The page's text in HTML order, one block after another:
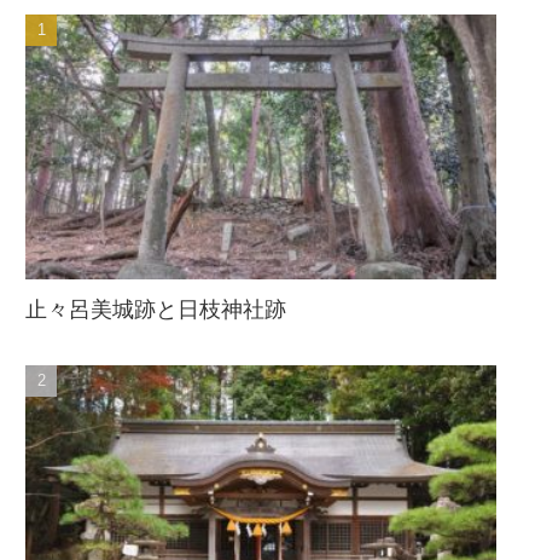
止々呂美城跡と日枝神社跡